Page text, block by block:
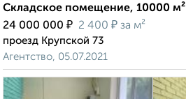
Складское помещение, 10000 м²
24 000 000 ₽ 2 400 ₽ за м²
проезд Крупской 73
Агентство, 05.07.2021